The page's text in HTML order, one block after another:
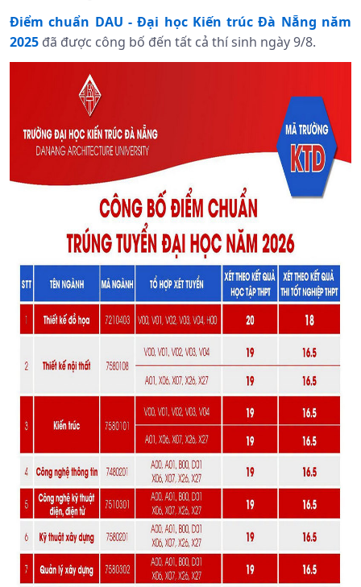
Điểm chuẩn DAU -Đại học Kiến trúc Đà Nẵng năm
2025 đã được công bố đến tất cả thí sinh ngày 9/8.